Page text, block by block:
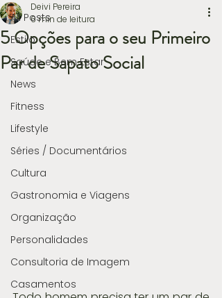
All Posts
Estilo
Saúde e Bem Estar
News
Fitness
Lifestyle
Séries / Documentários
Cultura
Gastronomia e Viagens
Organização
Personalidades
Consultoria de Imagem
Casamentos
5 Opções para o seu Primeiro
Par de Sapato Social
Deivi Pereira
6 min de leitura